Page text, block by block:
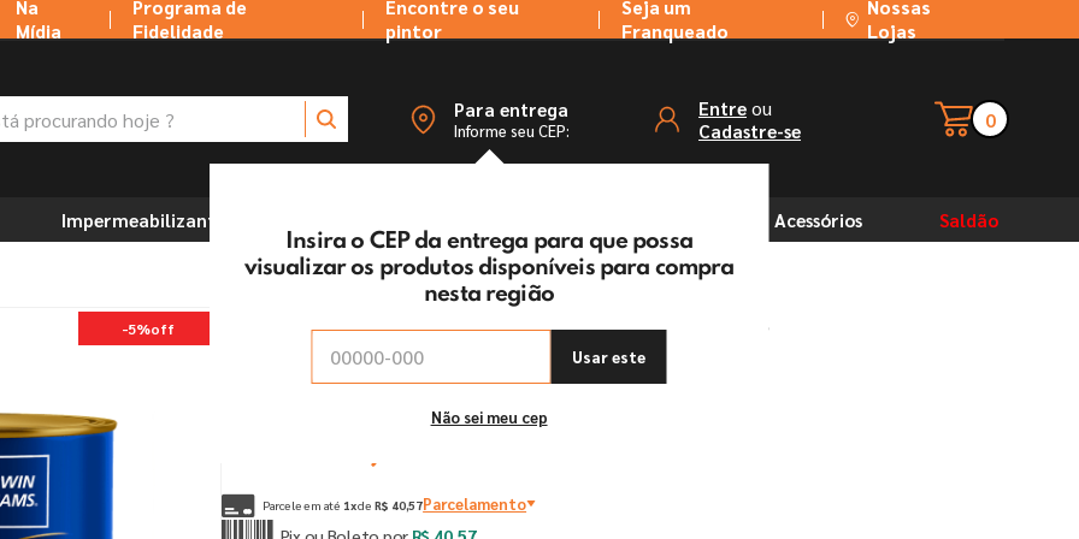
Na
Mídia
Programa de
Fidelidade
Encontre o seu
pintor
Seja um
Franqueado
Nossas
Lojas
Para entrega
Informe seu CEP:
Insira o CEP da entrega para que possa
visualizar os produtos disponíveis para compra
nesta região
Usar este
Não sei meu cep
Entre ou
Cadastre-se 0
Impermeabilizantes Acessórios Saldão
-5%off Piso Branco Novacor - Sherwin Williams
Vendido e entregue por:Tintas MC Ltda
Parcele em até 1xde R$ 40,57Parcelamento